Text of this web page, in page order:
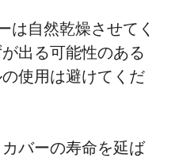
は自然乾燥させてく
出る可能性のある
使用は避けてくだ
バーの寿命を延ば